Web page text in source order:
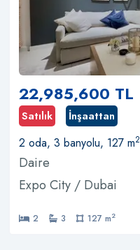
22,985,600 TL
Satılık İnşaattan
2 oda, 3 banyolu, 127 m2
Daire
Expo City / Dubai
2 3 127 m2